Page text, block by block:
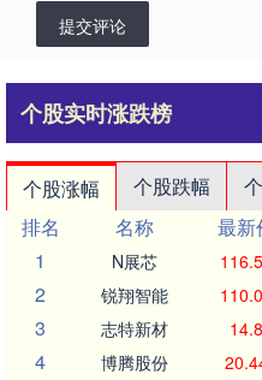
提交评论
个股实时涨跌榜
个股涨幅 个股跌幅
排名
名称 最新
1
N展芯
2 锐翔智能
3 志特新材 14.8
4 博腾股份